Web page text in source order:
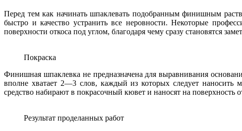
Перед тем как начинать шпаклевать подобранным финишным
быстро и качество устранить все неровности. Некоторые
поверхности откоса под углом, благодаря чему сразу становятся
Покраска
Финишная шпаклевка не предназначена для выравнивания
вполне хватает 2—3 слов, каждый из которых следует наносить
средство набирают в покрасочный кювет и наносят на поверхность
Результат проделанных работ